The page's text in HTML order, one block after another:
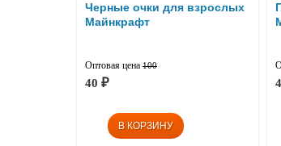
Черные очки для взрослых
Майнкрафт
Оптовая цена 100
40 ₽